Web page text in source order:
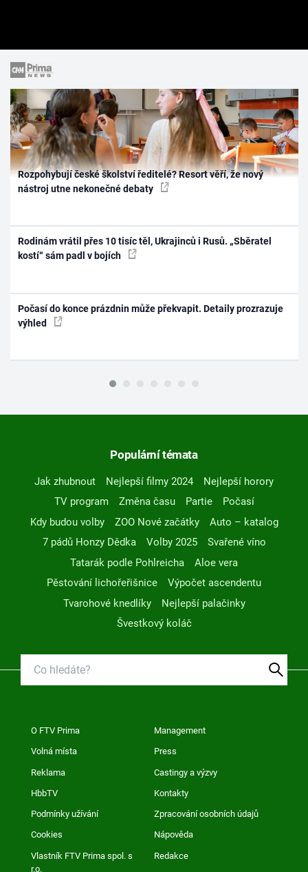
Rozpohybují české školství ředitelé? Resort věří, že nový
nástroj utne nekonečné debaty
Rodinám vrátil přes 10 tisíc těl, Ukrajinců i Rusů. „Sběratel
kostí“ sám padl v bojích
Počasí do konce prázdnin může překvapit. Detaily prozrazuje
výhled
Populární témata
Jak zhubnout Nejlepší filmy 2024
Nejlepší horory
TV program
Změna času Partie
Počasí
Kdy budou volby
ZOO Nové začátky
Auto – katalog
7 pádů Honzy Dědka
Volby 2025
Svařené víno
Tatarák podle Pohlreicha
Aloe vera
Pěstování lichořeřišnice
Výpočet ascendentu
Tvarohové knedlíky
Nejlepší palačinky
Švestkový koláč
O FTV Prima Management
Volná místa Press
Reklama Castingy a výzvy
HbbTV Kontakty
Podmínky užívání Zpracování osobních údajů
Cookies Nápověda
Vlastník FTV Prima spol. s
r.o.
Redakce